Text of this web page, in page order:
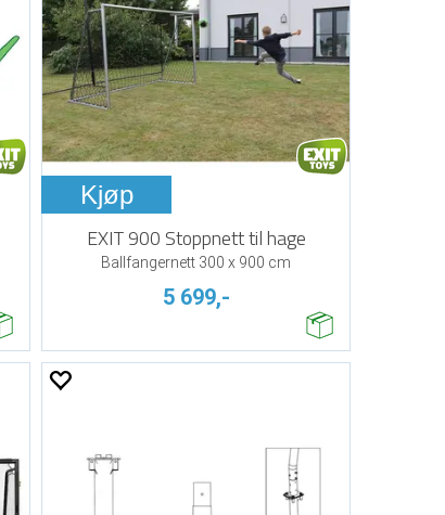
Kjøp
EXIT 900 Stoppnett til hage
Ballfangernett 300 x 900 cm
5 699,-